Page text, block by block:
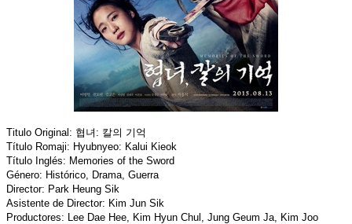
Titulo Original: 협녀: 칼의 기억
Título Romaji: Hyubnyeo: Kalui Kieok
Título Inglés: Memories of the Sword
Género: Histórico, Drama, Guerra
Director: Park Heung Sik
Asistente de Director: Kim Jun Sik
Productores: Lee Dae Hee, Kim Hyun Chul, Jung Geum Ja, Kim Joo